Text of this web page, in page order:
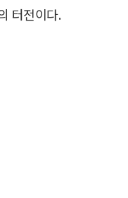
터전이다.